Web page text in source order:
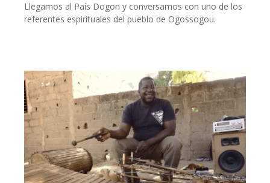
Llegamos al País Dogon y conversamos con uno de los
referentes espirituales del pueblo de Ogossogou.